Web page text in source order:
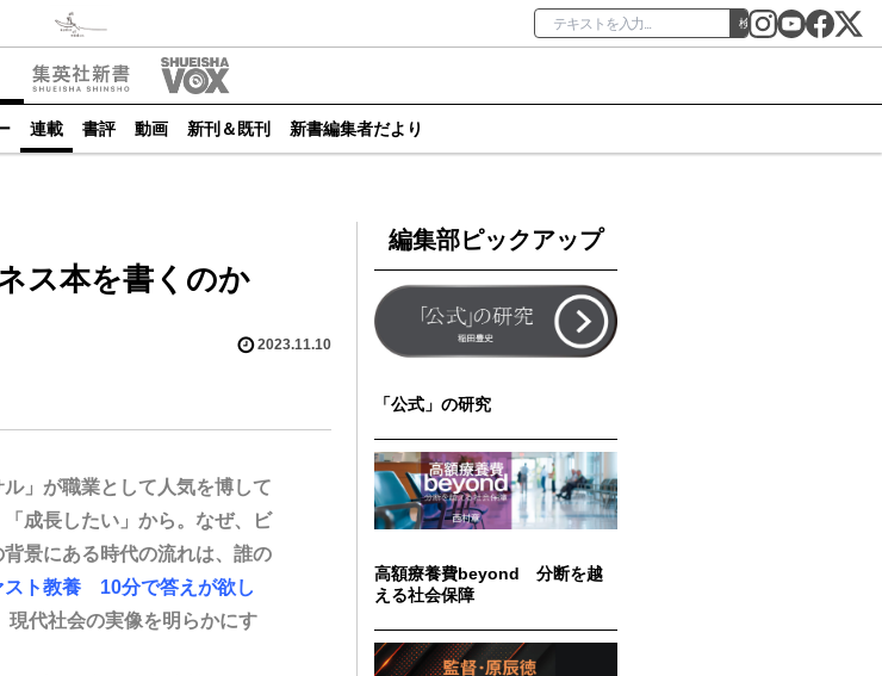
検索
連載 書評 動画 新刊＆既刊 新書編集者だより
ス本を書くのか
2023.11.10
」が職業として人気を博して
成長したい」から。なぜ、ビ
景にある時代の流れは、誰の
スト教養 10分で答えが欲し
現代社会の実像を明らかにす
編集部ピックアップ
「公式」の研究
高額療養費beyond 分断を越
える社会保障